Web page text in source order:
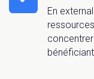
En